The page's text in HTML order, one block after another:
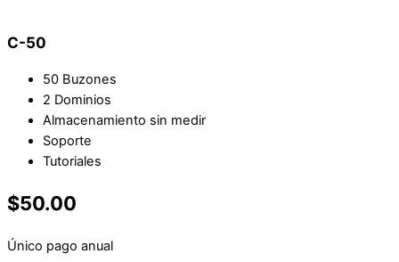
C-50
50 Buzones
2 Dominios
Almacenamiento sin medir
Soporte
Tutoriales
$50.00
Único pago anual